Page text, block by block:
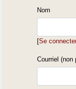
Nom
[Se
Courriel (non